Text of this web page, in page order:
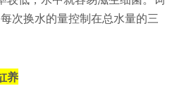
次换水的量控制在总水量的三
养